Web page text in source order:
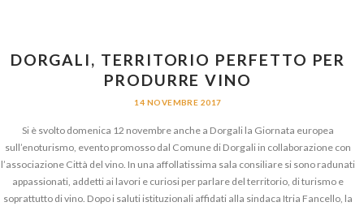
DORGALI, TERRITORIO PERFETTO PER
PRODURRE VINO
14 NOVEMBRE 2017
Si è svolto domenica 12 novembre anche a Dorgali la Giornata europea
sull’enoturismo, evento promosso dal Comune di Dorgali in collaborazione con
l’associazione Città del vino. In una affollatissima sala consiliare si sono radunati
appassionati, addetti ai lavori e curiosi per parlare del territorio, di turismo e
soprattutto di vino. Dopo i saluti istituzionali affidati alla sindaca Itria Fancello, la